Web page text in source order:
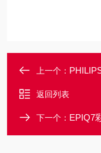
上一个： PHILIPS彩
返回列表
下一个： EPIQ7彩